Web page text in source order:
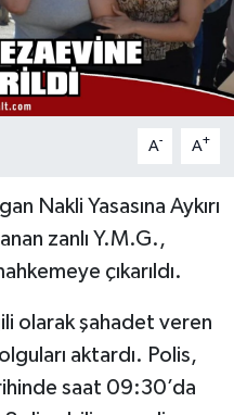
A- A+
Nakli Yasasına Aykırı
zanlı Y.M.G.,
çıkarıldı.
olarak şahadet veren
aktardı. Polis,
saat 09:30’da